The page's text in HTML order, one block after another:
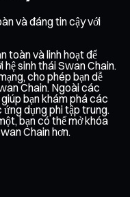
và đáng tin cậy với
toàn và linh hoạt để
sinh thái Swan Chain.
cho phép bạn dễ
Chain. Ngoài các
bạn khám phá các
dụng phi tập trung.
bạn có thể mở khóa
Chain hơn.